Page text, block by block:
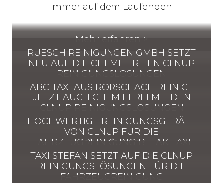
immer auf dem Laufenden!
RÜESCH REINIGUNGEN GMBH SETZT
NEU AUF DIE CHEMIEFREIEN CLNUP
REINIGUNGSLÖSUNGEN
Mehr erfahren >
ABC TAXI AUS RORSCHACH REINIGT
JETZT AUCH CHEMIEFREI MIT DEN
CLNUP REINIGUNGSLÖSUNGEN
Mehr erfahren >
HOCHWERTIGE REINIGUNGSGERÄTE
VON CLNUP FÜR DIE
FAHRZEUGREINIGUNG BEI AK TAXI
Mehr erfahren >
TAXI STEFAN SETZT AUF DIE CLNUP
REINIGUNGSLÖSUNGEN FÜR DIE
FAHRZEUGREINIGUNG
Mehr erfahren >
Mehr erfahren >